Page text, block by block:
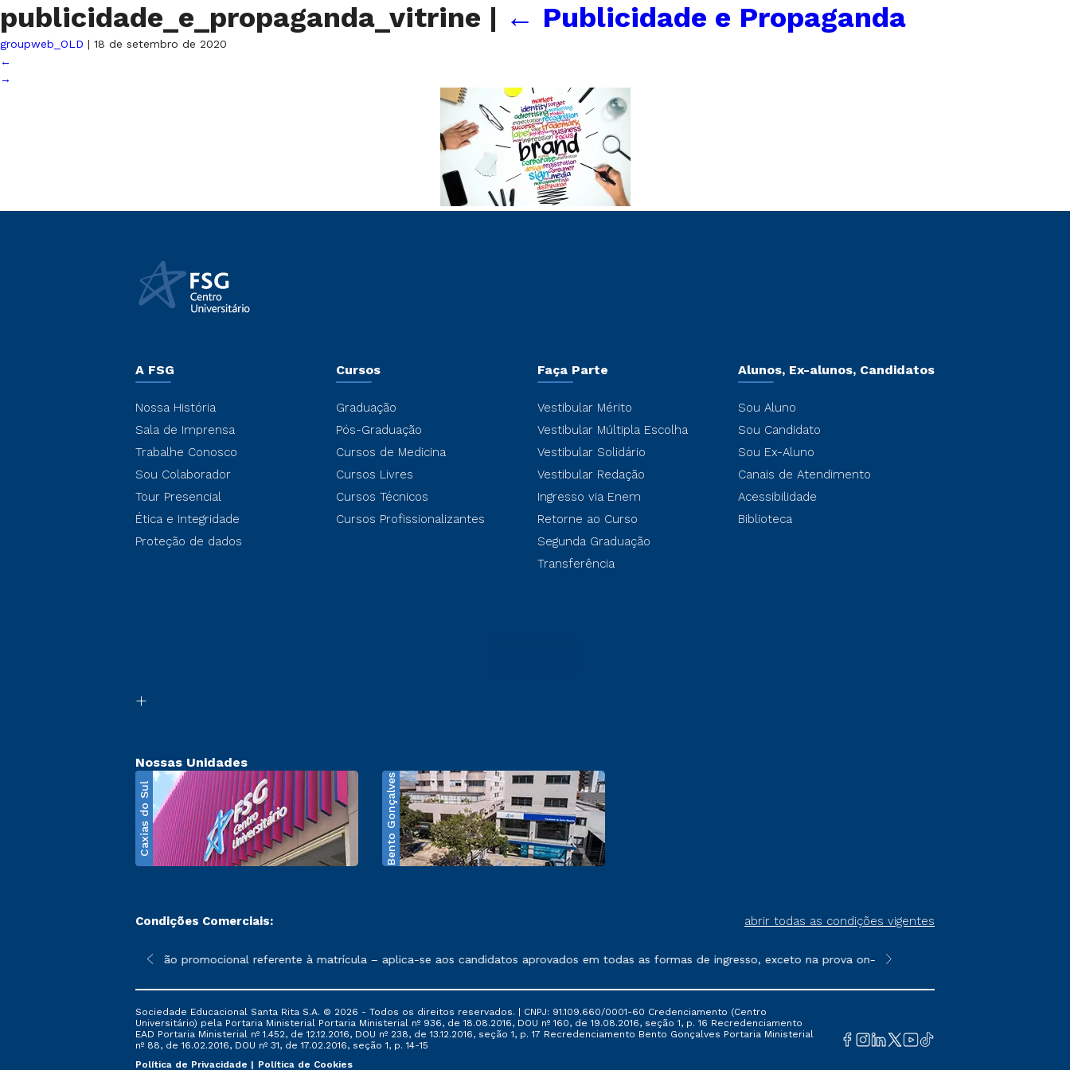
publicidade_e_propaganda_vitrine | ← Publicidade e Propaganda
groupweb_OLD | 18 de setembro de 2020
←
→
A FSG
Nossa História
Sala de Imprensa
Trabalhe Conosco
Sou Colaborador
Tour Presencial
Ética e Integridade
Proteção de dados
Cursos
Graduação
Pós-Graduação
Cursos de Medicina
Cursos Livres
Cursos Técnicos
Cursos Profissionalizantes
Faça Parte
Vestibular Mérito
Vestibular Múltipla Escolha
Vestibular Solidário
Vestibular Redação
Ingresso via Enem
Retorne ao Curso
Segunda Graduação
Transferência
Alunos, Ex-alunos, Candidatos
Sou Aluno
Sou Candidato
Sou Ex-Aluno
Canais de Atendimento
Acessibilidade
Biblioteca
Nossas Unidades
Caxias do Sul Bento Gonçalves
Condições Comerciais: abrir todas as condições vigentes
sofrer alterações nos períodos de rematrícula conforme exposto no contrato de prestação de serviços.
*A condição promocional referente à matrícula – aplica-se aos candidatos aprovados em todas as formas de ingresso, exceto na prova on-line ou agendada, que ofertam
**Semipresencial é um formato do
Sociedade Educacional Santa Rita S.A. © 2026 - Todos os direitos reservados. | CNPJ: 91.109.660/0001-60 Credenciamento (Centro
Universitário) pela Portaria Ministerial Portaria Ministerial nº 936, de 18.08.2016, DOU nº 160, de 19.08.2016, seção 1, p. 16 Recredenciamento
EAD Portaria Ministerial nº 1.452, de 12.12.2016, DOU nº 238, de 13.12.2016, seção 1, p. 17 Recredenciamento Bento Gonçalves Portaria Ministerial
nº 88, de 16.02.2016, DOU nº 31, de 17.02.2016, seção 1, p. 14-15
Política de Privacidade
Política de Cookies